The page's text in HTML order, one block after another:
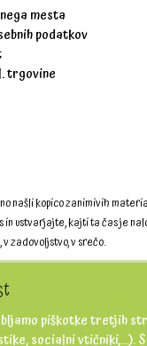
mesta
podatkov
trgovine
našli kopico zanimivih
in ustvarjajte, kajti ta čas je
zadovoljstvo, v srečo.
piškotke tretjih
socialni vtičniki,...).